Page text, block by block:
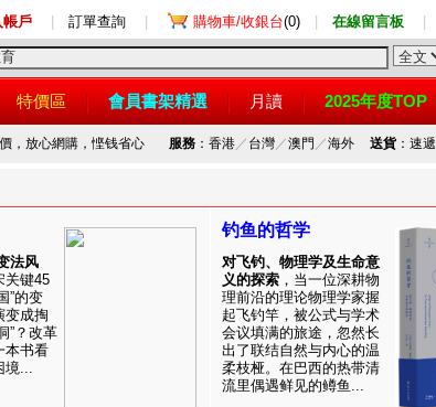
帳戶 訂單查詢 購物車/收銀台(0) 在線留言板
特價區 會員書架精選 月讀 2025年度TOP
，放心網購，悭钱省心 服務：香港／ 台灣／澳門 ／海外 送貨：速遞
法风
关键45
”的变
变成掏
”？改革
本书看
境...
钓鱼的哲学
对飞钓、物理学及生命意
义的探索 ，当一位深耕物
理前沿的理论物理学家握
起飞钓竿，被公式与学术
会议填满的旅途，忽然长
出了联结自然与内心的温
柔枝桠。在巴西的热带清
流里偶遇鲜见的鳟鱼...